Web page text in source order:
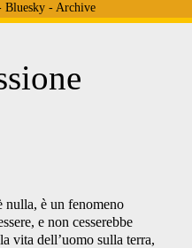
Bluesky- Archive
nulla, è un fenomeno
e non cesserebbe
vita dell’uomo sulla terra,